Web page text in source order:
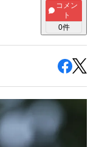
コメン
ト
0件